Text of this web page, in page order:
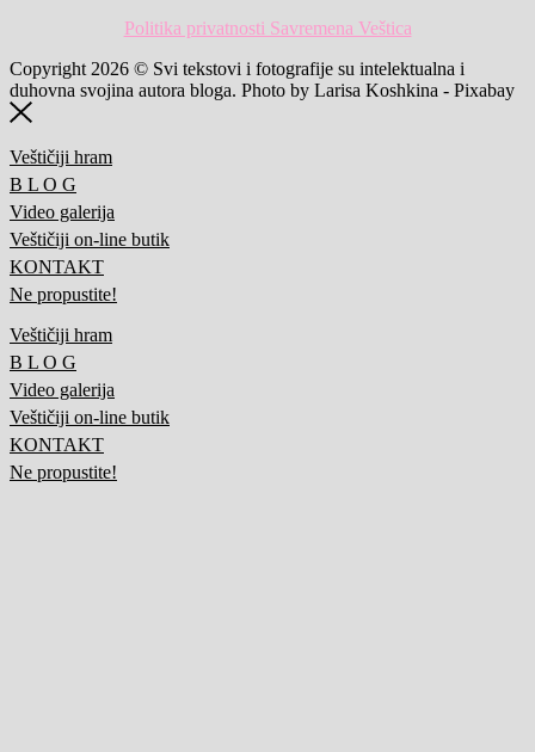
Politika privatnosti Savremena Veštica
Copyright 2026 © Svi tekstovi i fotografije su intelektualna i
duhovna svojina autora bloga. Photo by Larisa Koshkina - Pixabay
Veštičiji hram
B L O G
Video galerija
Veštičiji on-line butik
KONTAKT
Ne propustite!
Veštičiji hram
B L O G
Video galerija
Veštičiji on-line butik
KONTAKT
Ne propustite!